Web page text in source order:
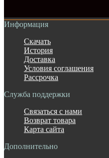
Информация
Скачать
История
Доставка
Условия соглашения
Рассрочка
Служба поддержки
Связаться с нами
Возврат товара
Карта сайта
Дополнительно